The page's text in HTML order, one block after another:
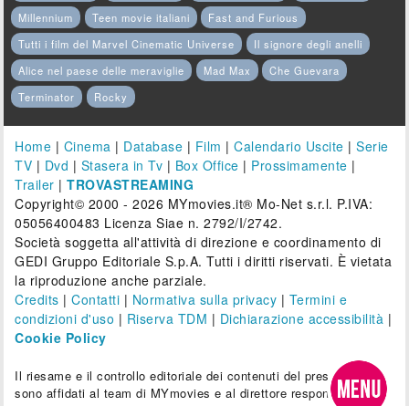
Millennium
Teen movie italiani
Fast and Furious
Tutti i film del Marvel Cinematic Universe
Il signore degli anelli
Alice nel paese delle meraviglie
Mad Max
Che Guevara
Terminator
Rocky
Home | Cinema | Database | Film |Calendario Uscite |Serie
TV | Dvd | Stasera in Tv | Box Office | Prossimamente |
Trailer |TROVASTREAMING
Copyright© 2000 - 2026 MYmovies.it® Mo-Net s.r.l. P.IVA:
05056400483 Licenza Siae n. 2792/I/2742.
Società soggetta all'attività di direzione e coordinamento di
GEDI Gruppo Editoriale S.p.A. Tutti i diritti riservati. È vietata
la riproduzione anche parziale.
Credits |Contatti | Normativa sulla privacy | Termini e
condizioni d'uso | Riserva TDM | Dichiarazione accessibilità |
Cookie Policy
Il riesame e il controllo editoriale dei contenuti del presente sito
sono affidati al team di MYmovies e al direttore responsabile.